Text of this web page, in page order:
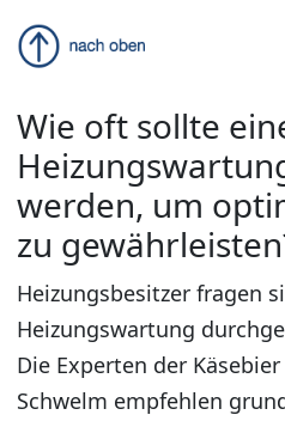
Wie oft sollte
werden, um
zu
Heizungsbesitzer fragen
Heizungswartung
Die Experten der
Schwelm empfehlen